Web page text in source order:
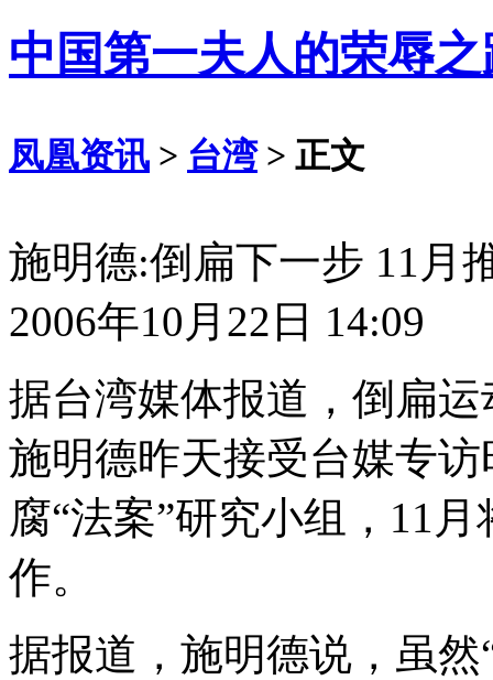
中国第一夫人的荣辱之
凤凰资讯 > 台湾> 正文
施明德:倒扁下一步 11月
2006年10月22日 14:09
据台湾媒体报道，倒扁
施明德昨天接受台媒专
腐“法案”研究小组，11
作。
据报道，施明德说，虽然